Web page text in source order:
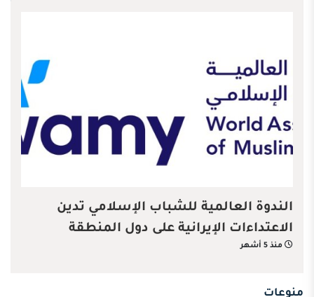
الندوة العالمية للشباب الإسلامي تدين
الاعتداءات الإيرانية على دول المنطقة
منذ 5 أشهر
منوعات